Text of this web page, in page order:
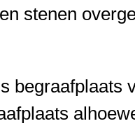
stenen
begraafplaats